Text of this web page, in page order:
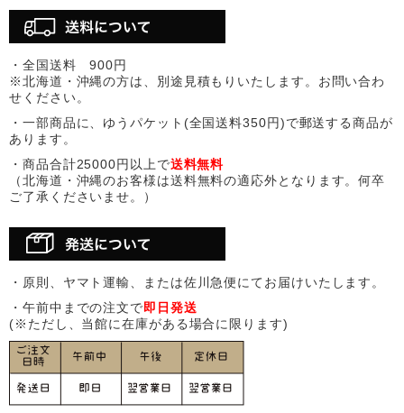
・全国送料 900円
※北海道・沖縄の方は、別途見積もりいたします。お問い合わ
せください。
・一部商品に、ゆうパケット(全国送料350円)で郵送する商品が
あります。
・商品合計25000円以上で送料無料
（北海道・沖縄のお客様は送料無料の適応外となります。何卒
ご了承くださいませ。）
・原則、ヤマト運輸、または佐川急便にてお届けいたします。
・午前中までの注文で即日発送
(※ただし、当館に在庫がある場合に限ります)